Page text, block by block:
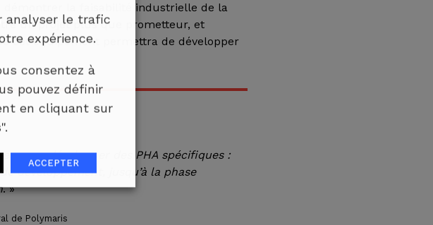
la faisabilité industrielle de la
un projet plus que prometteur, et
cet équipement permettra de développer
pour développer des PHA spécifiques :
développement, jusqu’à la phase
. »
de Polymaris
analyser le trafic
expérience.
consentez à
pouvez définir
en cliquant sur
ACCEPTER